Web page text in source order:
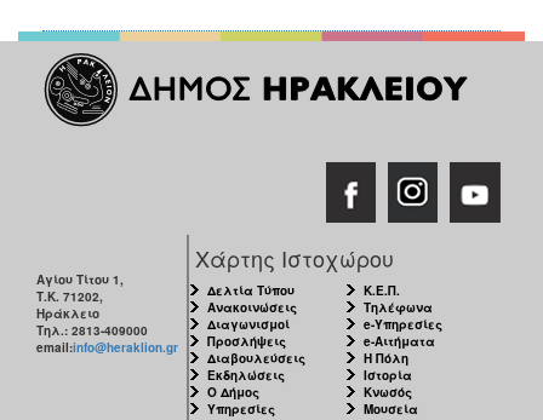
Αγίου Τίτου 1,
Τ.Κ. 71202,
Ηράκλειο
Τηλ.: 2813-409000
email:info@heraklion.gr
Χάρτης Ιστοχώρου
Δελτία Τύπου
Ανακοινώσεις
Διαγωνισμοί
Προσλήψεις
Διαβουλεύσεις
Εκδηλώσεις
Ο Δήμος
Υπηρεσίες
Κ.Ε.Π.
Τηλέφωνα
e-Υπηρεσίες
e-Αιτήματα
Η Πόλη
Ιστορία
Κνωσός
Μουσεία